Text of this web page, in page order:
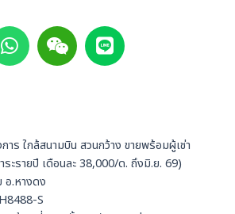
W
h
a
p
p
W
e
i
L
i
n
การ ใกล้สนามบิน สวนกว้าง ขายพร้อมผู้เช่า
ะรายปี เดือนละ 38,000/ด. ถึงมิ.ย. 69)
อ.หางดง
S